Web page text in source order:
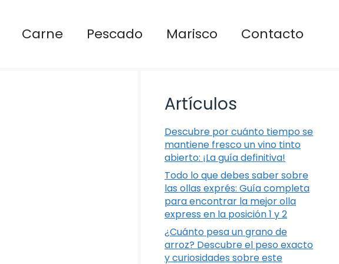
Carne Pescado Marisco Contacto
Artículos
Descubre por cuánto tiempo se
mantiene fresco un vino tinto
abierto: ¡La guía definitiva!
Todo lo que debes saber sobre
las ollas exprés: Guía completa
para encontrar la mejor olla
express en la posición 1 y 2
¿Cuánto pesa un grano de
arroz? Descubre el peso exacto
y curiosidades sobre este